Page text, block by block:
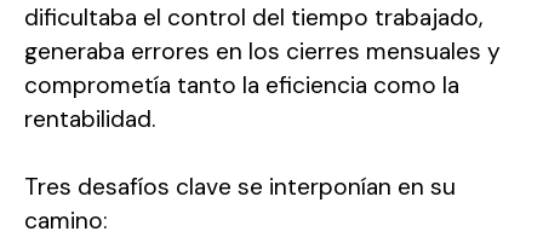
dificultaba el control del tiempo trabajado,
generaba errores en los cierres mensuales y
comprometía tanto la eficiencia como la
rentabilidad.
Tres desafíos clave se interponían en su
camino: